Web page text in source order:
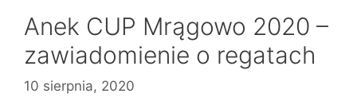
Anek CUP Mrągowo 2020 –
zawiadomienie o regatach
10 sierpnia, 2020